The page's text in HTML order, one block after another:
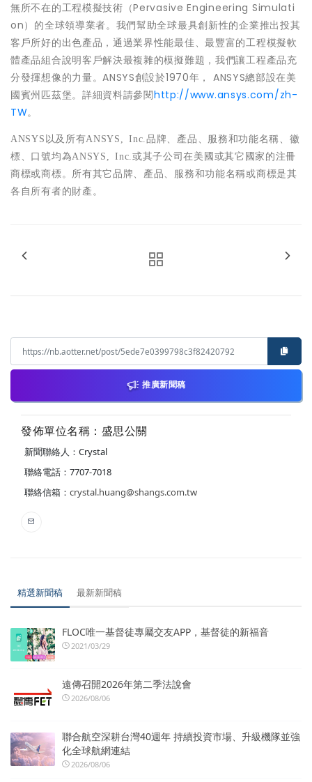
無所不在的工程模擬技術（Pervasive Engineering Simulati
on）的全球領導業者。我們幫助全球最具創新性的企業推出投其
客戶所好的出色產品，通過業界性能最佳、最豐富的工程模擬軟
體產品組合說明客戶解決最複雜的模擬難題，我們讓工程產品充
分發揮想像的力量。ANSYS創設於1970年， ANSYS總部設在美
國賓州匹茲堡。詳細資料請參閱http://www.ansys.com/zh-
TW。
ANSYS 以及所有ANSYS, Inc.品牌、產品、服務和功能名稱、徽
標、口號均為ANSYS, Inc. 或其子公司在美國或其它國家的注冊
商標或商標。所有其它品牌、產品、服務和功能名稱或商標是其
各自所有者的財產。
推廣新聞稿
發佈單位名稱：盛思公關
新聞聯絡人：Crystal
聯絡電話：7707-7018
聯絡信箱： crystal.huang@shangs.com.tw
精選新聞稿 最新新聞稿
FLOC唯一基督徒專屬交友APP，基督徒的新福音
2021/03/29
遠傳召開2026年第二季法說會
2026/08/06
聯合航空深耕台灣40週年 持續投資市場、升級機隊並強
化全球航網連結
2026/08/06